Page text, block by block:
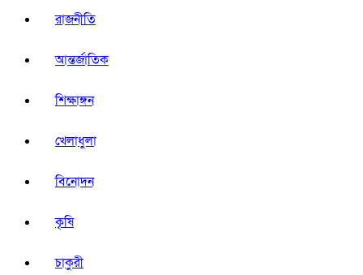
রাজনীতি
আন্তর্জাতিক
শিক্ষাঙ্গন
খেলাধুলা
বিনোদন
কৃষি
চাকুরী